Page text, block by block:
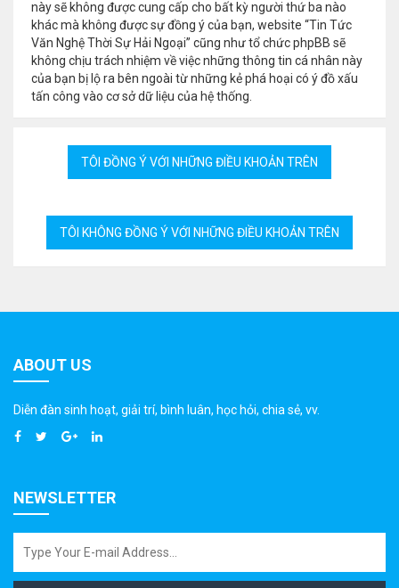
này sẽ không được cung cấp cho bất kỳ người thứ ba nào
khác mà không được sự đồng ý của bạn, website “Tin Tức
Văn Nghệ Thời Sự Hải Ngoại” cũng như tổ chức phpBB sẽ
không chịu trách nhiệm về việc những thông tin cá nhân này
của bạn bị lộ ra bên ngoài từ những kẻ phá hoại có ý đồ xấu
tấn công vào cơ sở dữ liệu của hệ thống.
ABOUT US
Diễn đàn sinh hoạt, giải trí, bình luân, học hỏi, chia sẻ, vv.
NEWSLETTER